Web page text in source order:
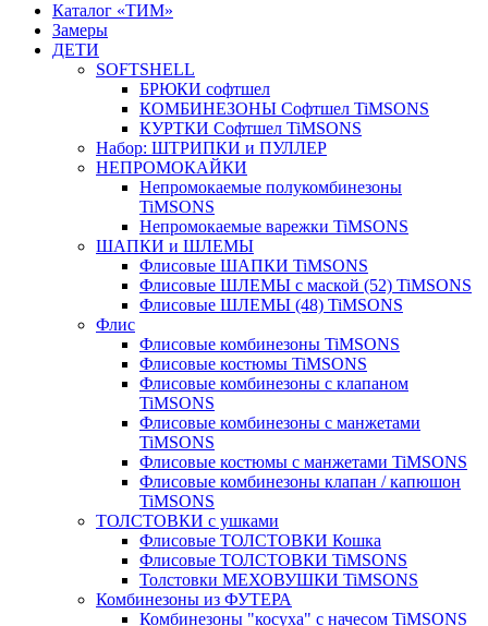
Каталог «ТИМ»
Замеры
ДЕТИ
SOFTSHELL
БРЮКИ софтшел
КОМБИНЕЗОНЫ Софтшел TiMSONS
КУРТКИ Софтшел TiMSONS
Набор: ШТРИПКИ и ПУЛЛЕР
НЕПРОМОКАЙКИ
Непромокаемые полукомбинезоны
TiMSONS
Непромокаемые варежки TiMSONS
ШАПКИ и ШЛЕМЫ
Флисовые ШАПКИ TiMSONS
Флисовые ШЛЕМЫ с маской (52) TiMSONS
Флисовые ШЛЕМЫ (48) TiMSONS
Флис
Флисовые комбинезоны TiMSONS
Флисовые костюмы TiMSONS
Флисовые комбинезоны с клапаном
TiMSONS
Флисовые комбинезоны с манжетами
TiMSONS
Флисовые костюмы с манжетами TiMSONS
Флисовые комбинезоны клапан / капюшон
TiMSONS
ТОЛСТОВКИ с ушками
Флисовые ТОЛСТОВКИ Кошка
Флисовые ТОЛСТОВКИ TiMSONS
Толстовки МЕХОВУШКИ TiMSONS
Комбинезоны из ФУТЕРА
Комбинезоны "косуха" с начесом TiMSONS